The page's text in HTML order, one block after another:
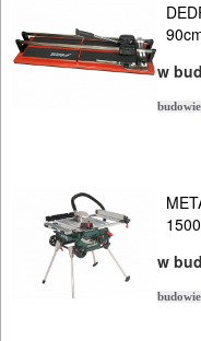
pilarek
i
zagłębiar..
ALLIGATOR
Do
pił
w
w